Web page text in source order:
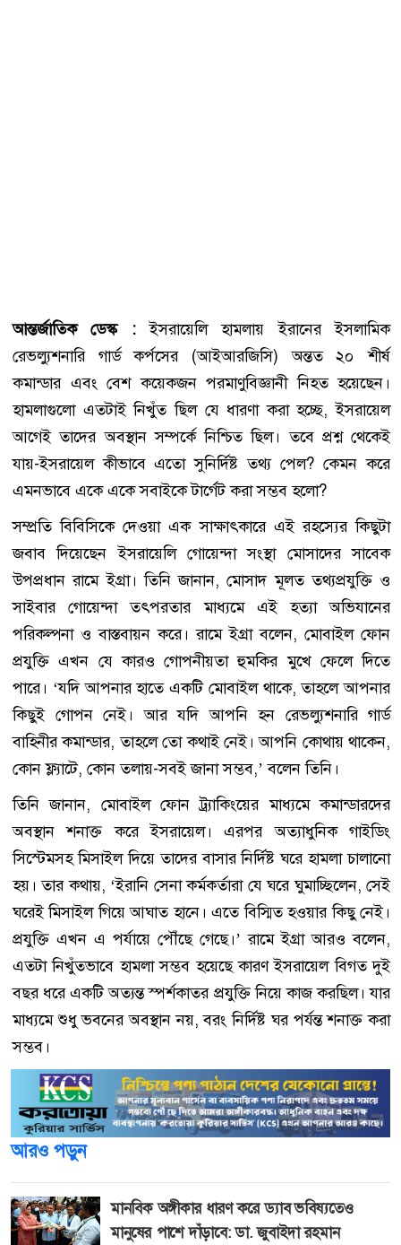
আন্তর্জাতিক ডেস্ক :ইসরায়েলি হামলায় ইরানের ইসলামিক
রেভল্যুশনারি গার্ড কর্পসের (আইআরজিসি) অন্তত ২০ শীর্ষ
কমান্ডার এবং বেশ কয়েকজন পরমাণুবিজ্ঞানী নিহত হয়েছেন।
হামলাগুলো এতটাই নিখুঁত ছিল যে ধারণা করা হচ্ছে, ইসরায়েল
আগেই তাদের অবস্থান সম্পর্কে নিশ্চিত ছিল। তবে প্রশ্ন থেকেই
যায়-ইসরায়েল কীভাবে এতো সুনির্দিষ্ট তথ্য পেল? কেমন করে
এমনভাবে একে একে সবাইকে টার্গেট করা সম্ভব হলো?
সম্প্রতি বিবিসিকে দেওয়া এক সাক্ষাৎকারে এই রহস্যের কিছুটা
জবাব দিয়েছেন ইসরায়েলি গোয়েন্দা সংস্থা মোসাদের সাবেক
উপপ্রধান রামে ইগ্রা। তিনি জানান, মোসাদ মূলত তথ্যপ্রযুক্তি ও
সাইবার গোয়েন্দা তৎপরতার মাধ্যমে এই হত্যা অভিযানের
পরিকল্পনা ও বাস্তবায়ন করে। রামে ইগ্রা বলেন, মোবাইল ফোন
প্রযুক্তি এখন যে কারও গোপনীয়তা হুমকির মুখে ফেলে দিতে
পারে। ‘যদি আপনার হাতে একটি মোবাইল থাকে, তাহলে আপনার
কিছুই গোপন নেই। আর যদি আপনি হন রেভল্যুশনারি গার্ড
বাহিনীর কমান্ডার, তাহলে তো কথাই নেই। আপনি কোথায় থাকেন,
কোন ফ্ল্যাটে, কোন তলায়-সবই জানা সম্ভব,’ বলেন তিনি।
তিনি জানান, মোবাইল ফোন ট্র্যাকিংয়ের মাধ্যমে কমান্ডারদের
অবস্থান শনাক্ত করে ইসরায়েল। এরপর অত্যাধুনিক গাইডিং
সিস্টেমসহ মিসাইল দিয়ে তাদের বাসার নির্দিষ্ট ঘরে হামলা চালানো
হয়। তার কথায়, ‘ইরানি সেনা কর্মকর্তারা যে ঘরে ঘুমাচ্ছিলেন, সেই
ঘরেই মিসাইল গিয়ে আঘাত হানে। এতে বিস্মিত হওয়ার কিছু নেই।
প্রযুক্তি এখন এ পর্যায়ে পৌঁছে গেছে।’ রামে ইগ্রা আরও বলেন,
এতটা নিখুঁতভাবে হামলা সম্ভব হয়েছে কারণ ইসরায়েল বিগত দুই
বছর ধরে একটি অত্যন্ত স্পর্শকাতর প্রযুক্তি নিয়ে কাজ করছিল। যার
মাধ্যমে শুধু ভবনের অবস্থান নয়, বরং নির্দিষ্ট ঘর পর্যন্ত শনাক্ত করা
সম্ভব।
আরও পড়ুন
মানবিক অঙ্গীকার ধারণ করে ড্যাব ভবিষ্যতেও
মানুষের পাশে দাঁড়াবে: ডা. জুবাইদা রহমান